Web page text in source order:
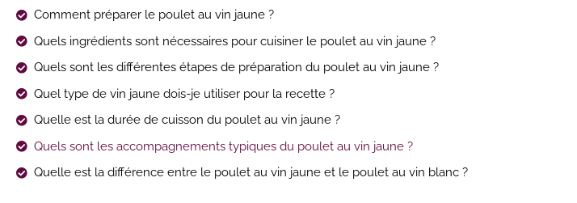
Comment préparer le poulet au vin jaune ?
Quels ingrédients sont nécessaires pour cuisiner le poulet au vin jaune ?
Quels sont les différentes étapes de préparation du poulet au vin jaune ?
Quel type de vin jaune dois-je utiliser pour la recette ?
Quelle est la durée de cuisson du poulet au vin jaune ?
Quels sont les accompagnements typiques du poulet au vin jaune ?
Quelle est la différence entre le poulet au vin jaune et le poulet au vin blanc ?